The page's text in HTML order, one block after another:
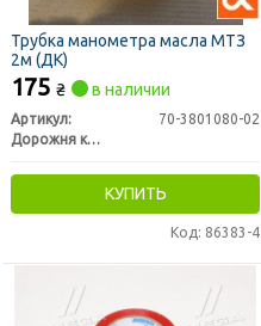
Трубка манометра масла МТЗ
2м (ДК)
175 ₴ в наличии
Артикул:
70-3801080-02
Дорожня карта
КУПИТЬ
Код: 86383-4